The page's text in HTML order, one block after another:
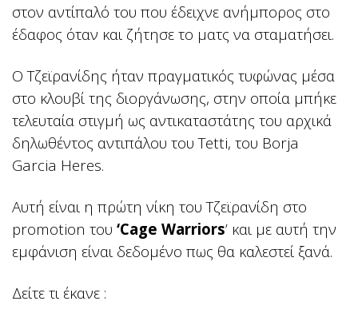
στον αντίπαλό του που έδειχνε ανήμπορος στο
έδαφος όταν και ζήτησε το ματς να σταματήσει.
Ο Τζεϊρανίδης ήταν πραγματικός τυφώνας μέσα
στο κλουβί της διοργάνωσης, στην οποία μπήκε
τελευταία στιγμή ως αντικαταστάτης του αρχικά
δηλωθέντος αντιπάλου του Tetti, του Borja
Garcia Heres.
Αυτή είναι η πρώτη νίκη του Τζεϊρανίδη στο
promotion του ‘Cage Warriors’ και με αυτή την
εμφάνιση είναι δεδομένο πως θα καλεστεί ξανά.
Δείτε τι έκανε :